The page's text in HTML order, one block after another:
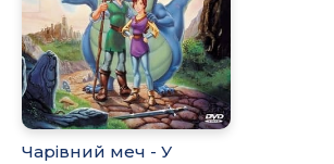
Чарівний меч - У